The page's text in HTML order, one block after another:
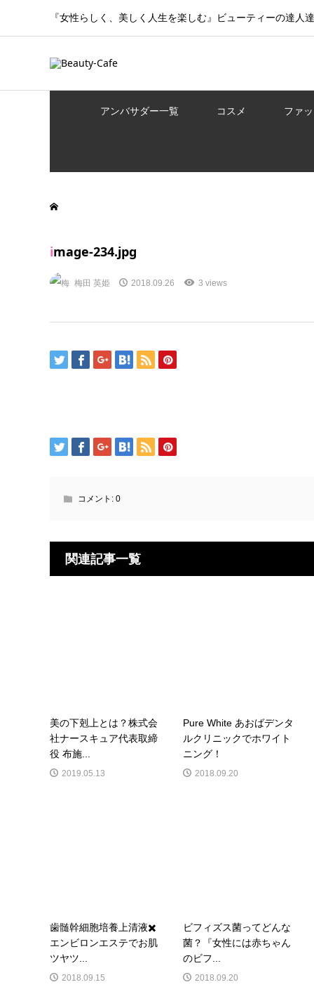
『女性らしく、美しく人生を楽しむ』ビューティーの達人
アンバサダー一覧 コスメ ファ
image-234.jpg
梅田 英姫 2018.09.26 3 views
コメント:0
関連記事一覧
美の下剋上とは？株式会
社ナースキュア代表取締
役 布施...
2019.05.13
Pure White あおばデンタ
ルクリニックでホワイト
ニング！
2018.09.20
歯髄幹細胞培養上清液✖️
エンビロンエステでお肌
ツヤツ...
2018.09.15
ビフィズス菌ってどんな
菌？『女性には赤ちゃん
のビフ...
2018.09.20